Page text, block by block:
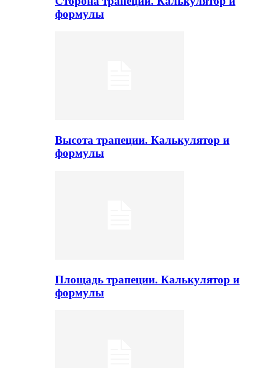
формулы
Высота трапеции. Калькулятор и
формулы
Площадь трапеции. Калькулятор и
формулы